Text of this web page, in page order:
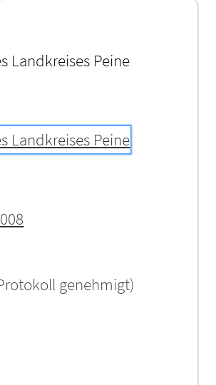
Landkreises Peine
Landkreises Peine
genehmigt)